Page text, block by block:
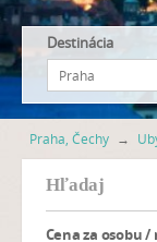
Destinácia
Praha, Čechy →
hľadaj
Cena za osobu /